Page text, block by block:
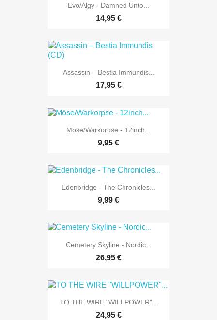
Evo/Algy - Damned Unto...
14,95 €
Assassin – Bestia Immundis...
17,95 €
Möse/Warkorpse - 12inch...
9,95 €
Edenbridge - The Chronicles...
9,99 €
Cemetery Skyline - Nordic...
26,95 €
TO THE WIRE "WILLPOWER"...
24,95 €